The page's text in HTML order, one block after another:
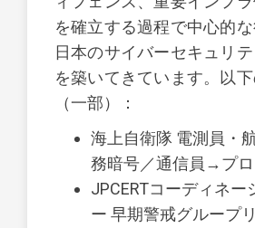
を確立する過程で中心的な
日本のサイバーセキュリ
を築いてきています。以
（一部）：
海上自衛隊 電測員・
務暗号／通信員→プ
JPCERTコーディネー
ー 早期警戒グループ